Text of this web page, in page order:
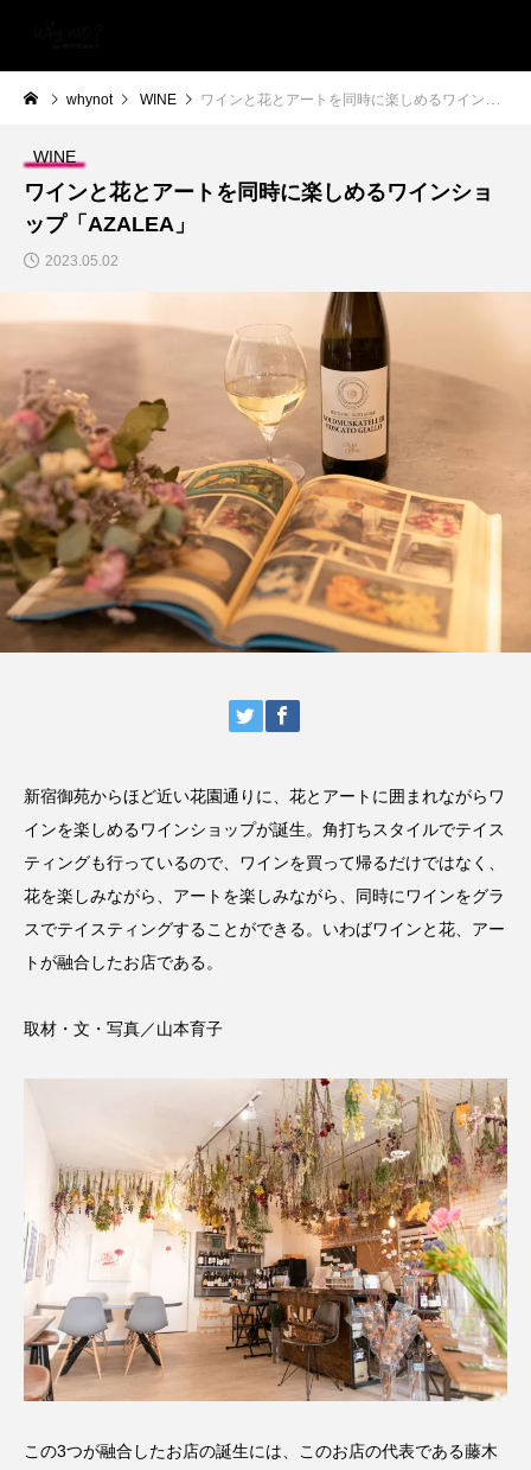
whynot WINE ワインと花とアートを同時に楽しめるワインショップ「AZALEA」
WINE
ワインと花とアートを同時に楽しめるワインショ
ップ「AZALEA」
2023.05.02
新宿御苑からほど近い花園通りに、花とアートに囲まれながらワ
インを楽しめるワインショップが誕生。角打ちスタイルでテイス
ティングも行っているので、ワインを買って帰るだけではなく、
花を楽しみながら、アートを楽しみながら、同時にワインをグラ
スでテイスティングすることができる。いわばワインと花、アー
トが融合したお店である。
取材・文・写真／山本育子
この3つが融合したお店の誕生には、このお店の代表である藤木